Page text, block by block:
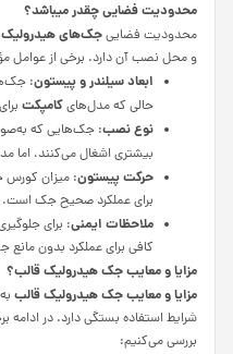
محدودیت فضایی چقدر میباشد؟
محدودیت فضاییجک‌های هیدرولیک
و محل نصب آن دارد. برخی از عوامل
ابعاد سیلندر و پیستون:
حالی که مدل‌هایکامپکت
نوع نصب: جک‌هایی که
بیشتری اشغال می‌کنند، اما
حرکت پیستون: میزان کورس
برای عملکرد صحیح جک است.
ملاحظات ایمنی: برای
کافی برای عملکرد بدون
مزایا و معایبجک هیدرولیک قالب؟
مزایا و معایب جک هیدرولیک قالب
شرایط استفاده بستگی دارد. در ادامه
بررسی می‌کنیم: